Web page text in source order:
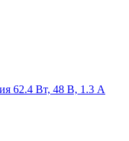
62.4 Вт, 48 В, 1.3 А